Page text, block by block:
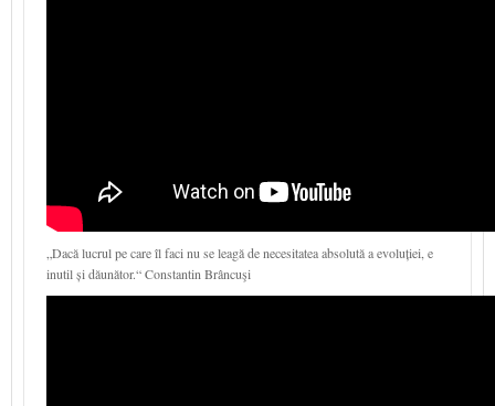
„Dacă lucrul pe care îl faci nu se leagă de necesitatea absolută a evoluției, e
inutil și dăunător.“ Constantin Brâncuşi